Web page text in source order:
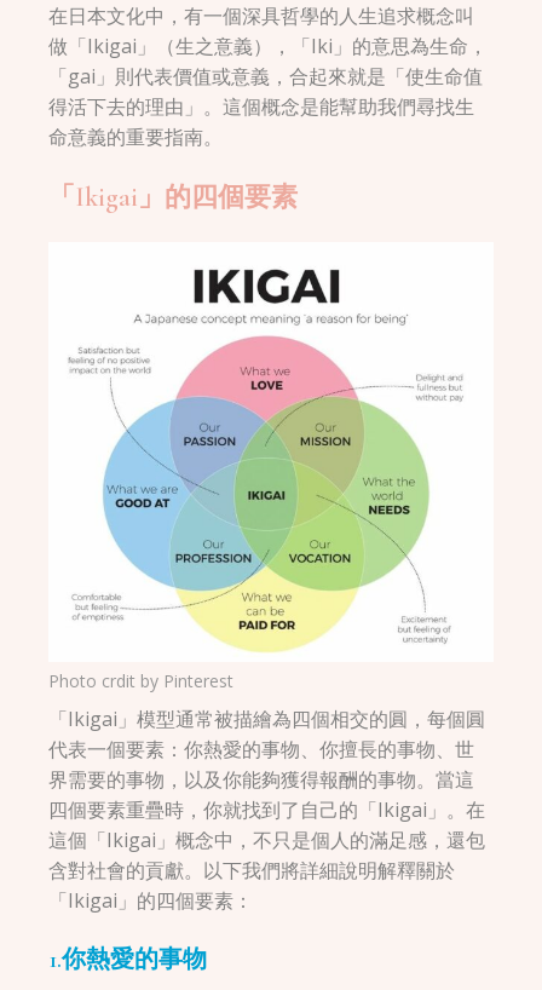
在日本文化中，有一個深具哲學的人生追求概念叫
做「Ikigai」（生之意義），「Iki」的意思為生命，
「gai」則代表價值或意義，合起來就是「使生命值
得活下去的理由」。這個概念是能幫助我們尋找生
命意義的重要指南。
「Ikigai」的四個要素
Photo crdit by Pinterest
「Ikigai」模型通常被描繪為四個相交的圓，每個圓
代表一個要素：你熱愛的事物、你擅長的事物、世
界需要的事物，以及你能夠獲得報酬的事物。當這
四個要素重疊時，你就找到了自己的「Ikigai」。在
這個「Ikigai」概念中，不只是個人的滿足感，還包
含對社會的貢獻。以下我們將詳細說明解釋關於
「Ikigai」的四個要素：
1.你熱愛的事物